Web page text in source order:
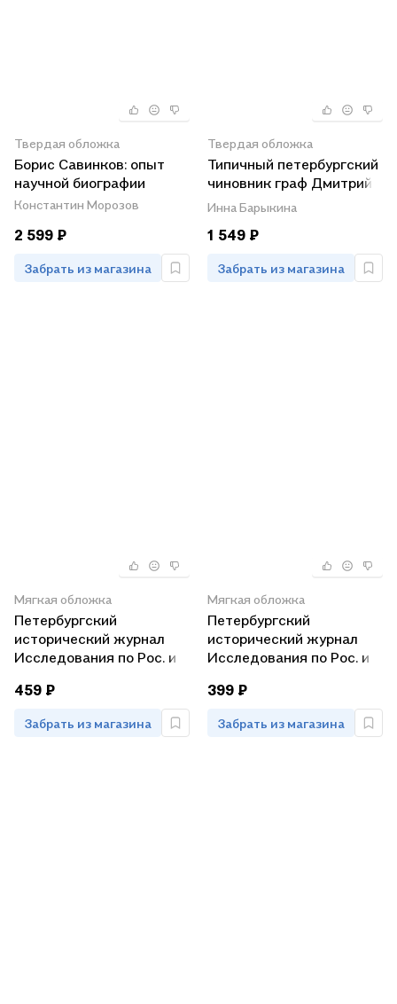
Твердая обложка
Борис Савинков: опыт
научной биографии
Константин Морозов
2 599 ₽
Забрать из магазина
Твердая обложка
Типичный петербургский
чиновник граф Дмитрий
Андреевич Толстой
(1823–1889). Опыт
биографии министра
Инна Барыкина
1 549 ₽
Забрать из магазина
Мягкая обложка
Петербургский
исторический журнал
Исследования по Рос. и
2/2021 (м) Русапов
459 ₽
Забрать из магазина
Мягкая обложка
Петербургский
исторический журнал
Исследования по Рос. и
(м)
399 ₽
Забрать из магазина